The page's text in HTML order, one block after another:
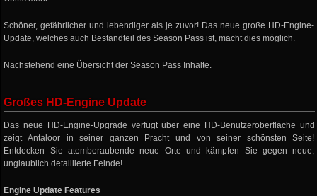
Schöner, gefährlicher und lebendiger als je zuvor! Das neue große HD-Engine-
Update, welches auch Bestandteil des Season Pass ist, macht dies möglich.
Nachstehend eine Übersicht der Season Pass Inhalte.
Großes HD-Engine Update
Das neue HD-Engine-Upgrade verfügt über eine HD-Benutzeroberfläche und
zeigt Antaloor in seiner ganzen Pracht und von seiner schönsten Seite!
Entdecken Sie atemberaubende neue Orte und kämpfen Sie gegen neue,
unglaublich detaillierte Feinde!
Engine Update Features